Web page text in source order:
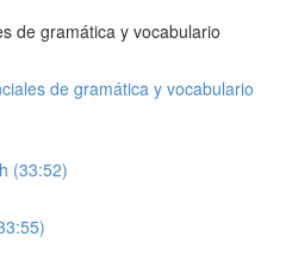
de gramática y vocabulario
de gramática y vocabulario
(33:52)